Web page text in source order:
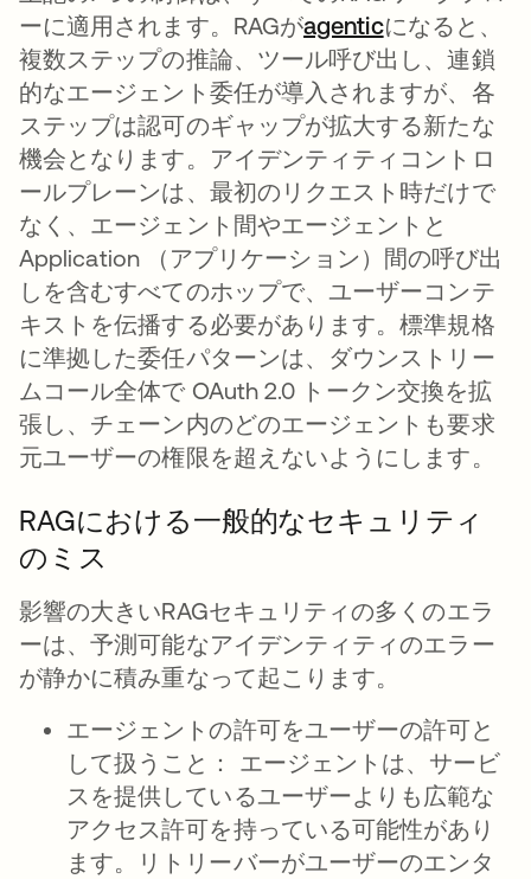
ーに適用されます。RAGがagenticになると、
複数ステップの推論、ツール呼び出し、連鎖
的なエージェント委任が導入されますが、各
ステップは認可のギャップが拡大する新たな
機会となります。アイデンティティコントロ
ールプレーンは、最初のリクエスト時だけで
なく、エージェント間やエージェントと
Application （アプリケーション）間の呼び出
しを含むすべてのホップで、ユーザーコンテ
キストを伝播する必要があります。標準規格
に準拠した委任パターンは、ダウンストリー
ムコール全体で OAuth 2.0 トークン交換を拡
張し、チェーン内のどのエージェントも要求
元ユーザーの権限を超えないようにします。
RAGにおける一般的なセキュリティ
のミス
影響の大きいRAGセキュリティの多くのエラ
ーは、予測可能なアイデンティティのエラー
が静かに積み重なって起こります。
エージェントの許可をユーザーの許可と
して扱うこと：
エージェントは、サービ
スを提供しているユーザーよりも広範な
アクセス許可を持っている可能性があり
ます。リトリーバーがユーザーのエンタ